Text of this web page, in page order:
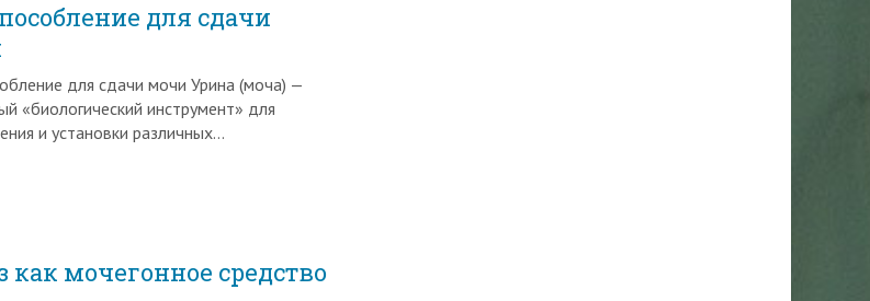
для сдачи
для сдачи мочи Урина (моча) —
«биологический инструмент» для
и установки различных…
как мочегонное средство